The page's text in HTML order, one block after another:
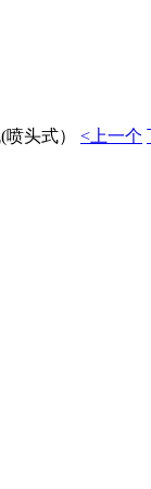
头式） <上一个